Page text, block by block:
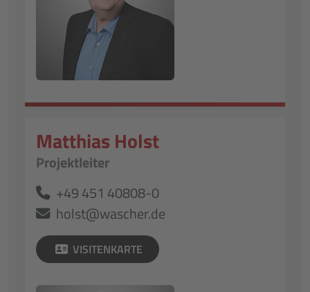
Matthias Holst
Projektleiter
+49 451 40808-0
holst@wascher.de
VISITENKARTE